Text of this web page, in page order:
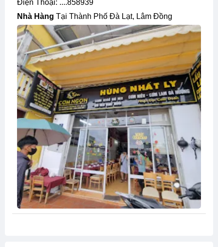
Điện Thoại: ....858939
Nhà Hàng Tại Thành Phố Đà Lạt, Lâm Đồng